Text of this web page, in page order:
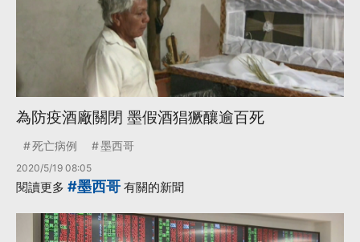
為防疫酒廠關閉 墨假酒猖獗釀逾百死
死亡病例 墨西哥
2020/5/19 08:05
閱讀更多 #墨西哥 有關的新聞